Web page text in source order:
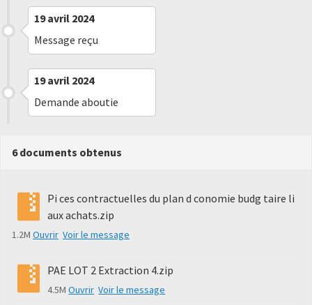
19 avril 2024
Message reçu
19 avril 2024
Demande aboutie
6 documents obtenus
Pi ces contractuelles du plan d conomie budg taire li
aux achats.zip
1.2M Ouvrir Voir le message
PAE LOT 2 Extraction 4.zip
4.5MOuvrir Voir le message